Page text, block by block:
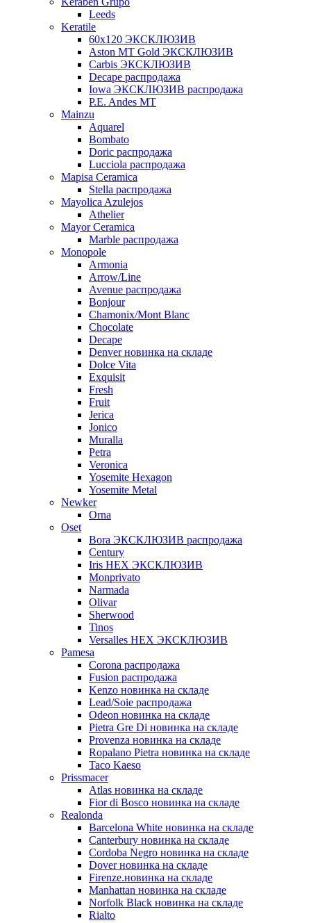
Leeds
Keratile
60х120 ЭКСКЛЮЗИВ
Aston MT Gold ЭКСКЛЮЗИВ
Carbis ЭКСКЛЮЗИВ
Decape распродажа
Iowa ЭКСКЛЮЗИВ распродажа
P.E. Andes MT
Mainzu
Aquarel
Bombato
Doric распродажа
Lucciola распродажа
Mapisa Ceramica
Stella распродажа
Mayolica Azulejos
Athelier
Mayor Ceramica
Marble распродажа
Monopole
Armonia
Arrow/Line
Avenue распродажа
Bonjour
Chamonix/Mont Blanc
Chocolate
Decape
Denver новинка на складе
Dolce Vita
Exquisit
Fresh
Fruit
Jerica
Jonico
Muralla
Petra
Veroniсa
Yosemite Hexagon
Yosemite Metal
Newker
Orna
Oset
Bora ЭКСКЛЮЗИВ распродажа
Century
Iris HEX ЭКСКЛЮЗИВ
Monprivato
Narmada
Olivar
Sherwood
Tinos
Versalles HEX ЭКСКЛЮЗИВ
Pamesa
Corona распродажа
Fusion распродажа
Kenzo новинка на складе
Lead/Soie распродажа
Odeon новинка на складе
Pietra Gre Di новинка на складе
Provenza новинка на складе
Ropalano Pietra новинка на складе
Taco Kaeso
Prissmacer
Atlas новинка на складе
Fior di Bosco новинка на складе
Realonda
Barсelona White новинка на складе
Canterbury новинка на складе
Cordoba Negro новинка на складе
Dover новинка на складе
Firenze.новинка на складе
Manhattan новинка на складе
Norfolk Black новинка на складе
Rialto